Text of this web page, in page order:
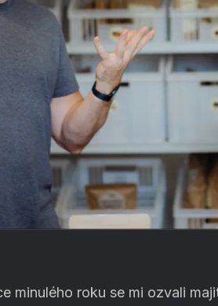
minulého roku se mi ozvali